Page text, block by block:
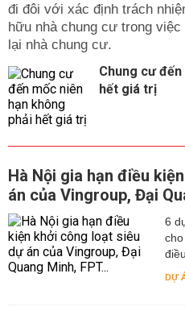
đi đôi với xác định trách
hữu nhà chung cư trong
lại nhà chung cư.
Chung cư
hết giá trị
Hà Nội gia hạn điều
án của Vingroup, Đại
6
DỰ